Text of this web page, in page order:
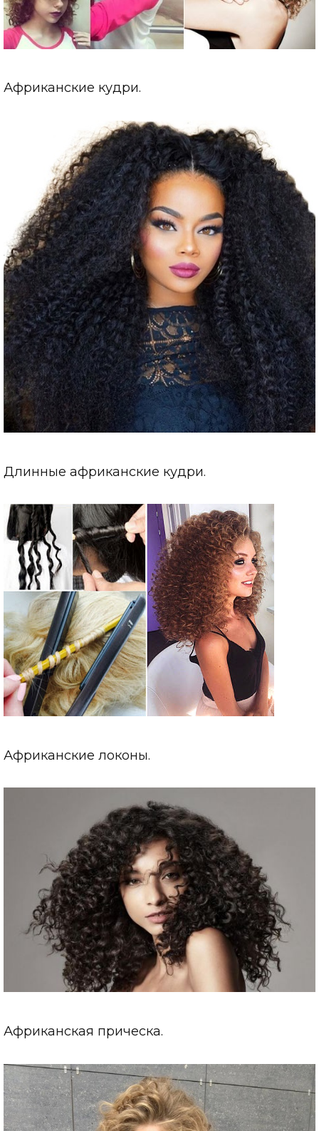
Африканские кудри.
Длинные африканские кудри.
Африканские локоны.
Африканская прическа.